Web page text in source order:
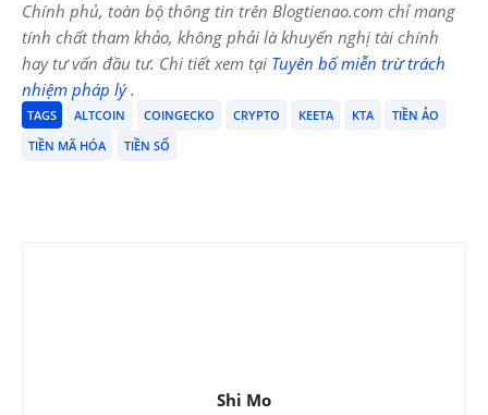
Chính phủ, toàn bộ thông tin trên Blogtienao.com chỉ mang
tính chất tham khảo, không phải là khuyến nghị tài chính
hay tư vấn đầu tư. Chi tiết xem tại Tuyên bố miễn trừ trách
nhiệm pháp lý.
TAGS ALTCOIN COINGECKO CRYPTO KEETA KTA
TIỀN ẢO
TIỀN MÃ HÓA
TIỀN SỐ
Shi Mo